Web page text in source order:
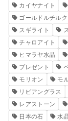
カイヤナイト
ゴールドルチル
スギライト
チャロアイト
ヒマラヤ水晶
プレゼント
モリオン
モ
リビアングラス
レアストーン
日本の石
水